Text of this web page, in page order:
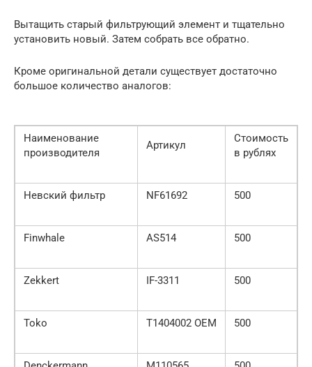
Вытащить старый фильтрующий элемент и тщательно
установить новый. Затем собрать все обратно.
Кроме оригинальной детали существует достаточно
большое количество аналогов:
Наименование
производителя
Артикул
Стоимость
в рублях
Невский фильтр NF61692 500
Finwhale AS514 500
Zekkert IF-3311 500
Toko T1404002 OEM 500